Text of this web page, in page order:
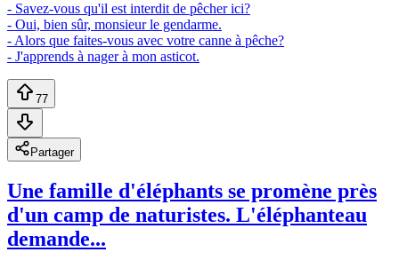
- Savez-vous qu'il est interdit de pêcher ici?
- Oui, bien sûr, monsieur le gendarme.
- Alors que faites-vous avec votre canne à pêche?
- J'apprends à nager à mon asticot.
77
Partager
Une famille d'éléphants se promène près
d'un camp de naturistes. L'éléphanteau
demande...